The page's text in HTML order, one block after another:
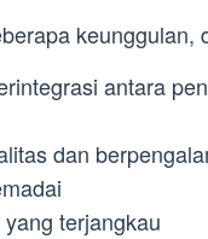
keunggulan,
antara
dan
terjangkau